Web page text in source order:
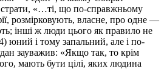
страти, «…ті, що по-справжньому
розмірковують, власне, про одне —
інші ж люди цього як правило не
юний і тому запальний, але і по-
зауважив: «Якщо так, то крім
мають бути цілі, яких людина